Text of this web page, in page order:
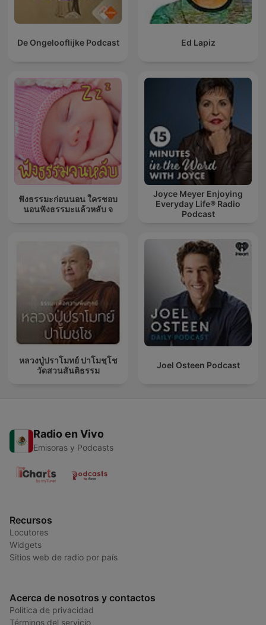
De Ongelooflijke Podcast Ed Lapiz
ฟังธรรมะก่อนนอน ใครชอบ
นอนฟังธรรมะแล้วหลับ จ
Joyce Meyer Enjoying
Everyday Life® Radio
Podcast
หลวงปู่ปราโมทย์ ปาโมชฺโช
วัดสวนสันติธรรม
Joel Osteen Podcast
Radio en Vivo
Emisoras y Podcasts
Recursos
Locutores
Widgets
Sitios web de radio por país
Acerca de nosotros y contactos
Política de privacidad
Términos del servicio